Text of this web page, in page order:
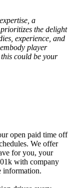
a
the delight
experience, and
player
could be your
open paid time off
We offer
for you, your
with company
information.